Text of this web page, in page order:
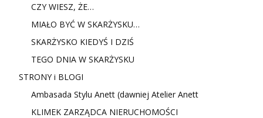
CZY WIESZ, ŻE…
MIAŁO BYĆ W SKARŻYSKU…
SKARŻYSKO KIEDYŚ I DZIŚ
TEGO DNIA W SKARŻYSKU
STRONY i BLOGI
Ambasada Stylu Anett (dawniej Atelier Anett
KLIMEK ZARZĄDCA NIERUCHOMOŚCI